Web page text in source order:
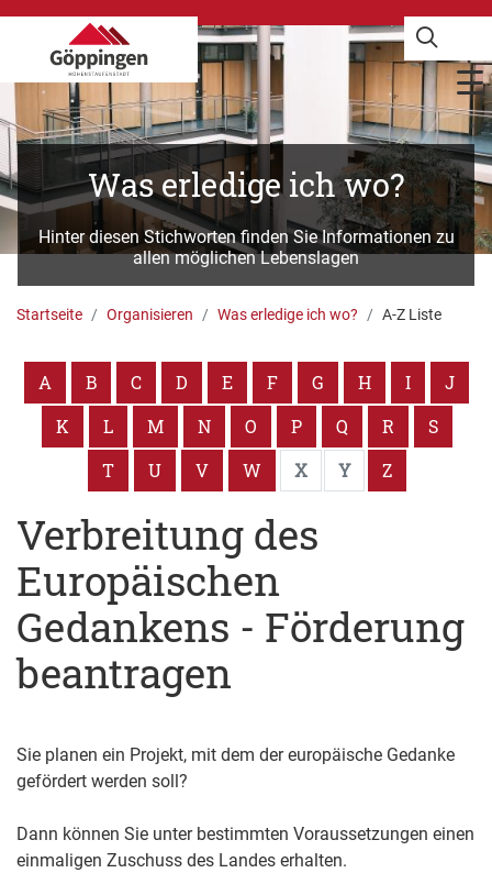
Was erledige ich wo?
Hinter diesen Stichworten finden Sie Informationen zu
allen möglichen Lebenslagen
Startseite Organisieren Was erledige ich wo? A-Z Liste
A B C D E F G H I
J
K
L M N O P Q R
S
T
U V W X Y Z
Verbreitung des
Europäischen
Gedankens - Förderung
beantragen
Sie planen ein Projekt, mit dem der europäische Gedanke
gefördert werden soll?
Dann können Sie unter bestimmten Voraussetzungen einen
einmaligen Zuschuss des Landes erhalten.